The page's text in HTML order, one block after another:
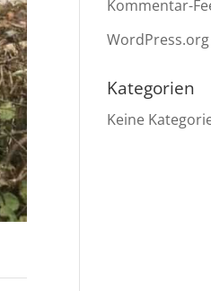
Kommentar-
WordPress.org
Kategorien
Keine